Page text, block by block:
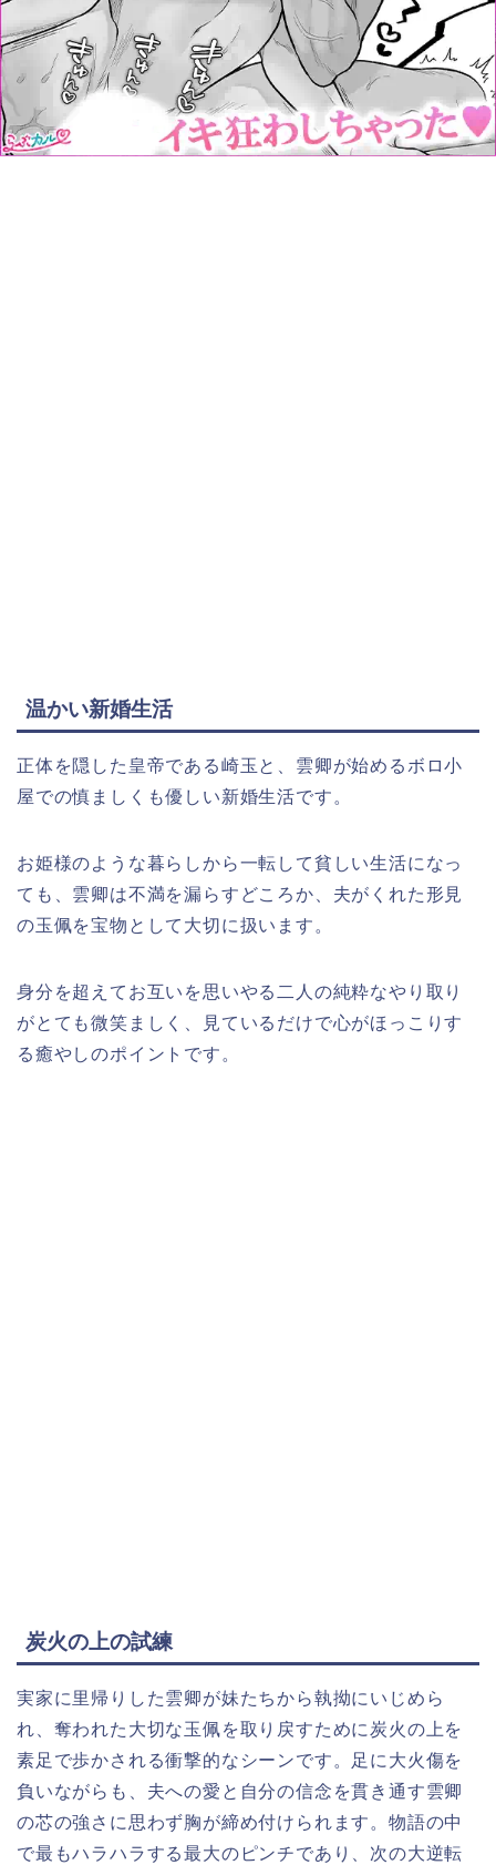
温かい新婚生活
正体を隠した皇帝である崎玉と、雲卿が始めるボロ小
屋での慎ましくも優しい新婚生活です。
お姫様のような暮らしから一転して貧しい生活になっ
ても、雲卿は不満を漏らすどころか、夫がくれた形見
の玉佩を宝物として大切に扱います。
身分を超えてお互いを思いやる二人の純粋なやり取り
がとても微笑ましく、見ているだけで心がほっこりす
る癒やしのポイントです。
炭火の上の試練
実家に里帰りした雲卿が妹たちから執拗にいじめら
れ、奪われた大切な玉佩を取り戻すために炭火の上を
素足で歩かされる衝撃的なシーンです。足に大火傷を
負いながらも、夫への愛と自分の信念を貫き通す雲卿
の芯の強さに思わず胸が締め付けられます。物語の中
で最もハラハラする最大のピンチであり、次の大逆転